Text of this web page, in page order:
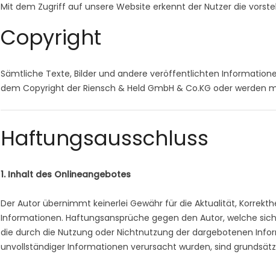
Mit dem Zugriff auf unsere Website erkennt der Nutzer die
Copyright
Sämtliche Texte, Bilder und andere veröffentlichten
dem Copyright der Riensch & Held GmbH & Co.KG oder
Haftungsausschluss
1. Inhalt des Onlineangebotes
Der Autor übernimmt keinerlei Gewähr für die Aktualität,
Informationen. Haftungsansprüche gegen den Autor, welche
die durch die Nutzung oder Nichtnutzung der dargebotenen
unvollständiger Informationen verursacht wurden, sind